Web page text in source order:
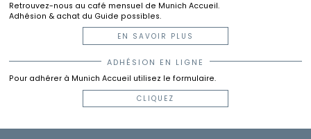
Retrouvez-nous au café mensuel de Munich Accueil.
Adhésion & achat du Guide possibles.
EN SAVOIR PLUS
ADHÉSION EN LIGNE
Pour adhérer à Munich Accueil utilisez le formulaire.
CLIQUEZ